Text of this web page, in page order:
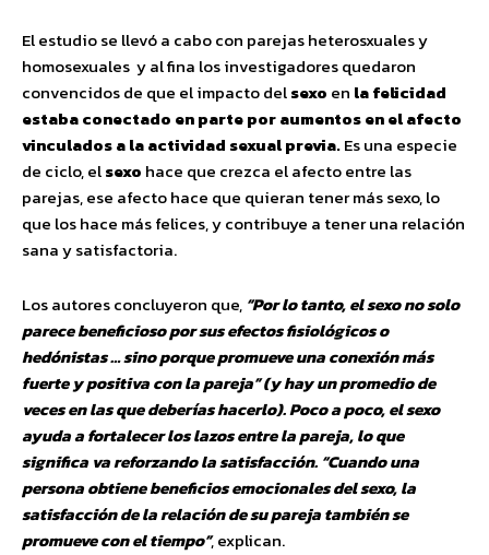
El estudio se llevó a cabo con parejas heterosxuales y
homosexuales y al fina los investigadores quedaron
convencidos de que el impacto delsexo en la felicidad
estaba conectado en parte por aumentos en el afecto
vinculados a la actividad sexual previa.Es una especie
de ciclo, elsexo hace que crezca el afecto entre las
parejas, ese afecto hace que quieran tener más sexo, lo
que los hace más felices, y contribuye a tener una relación
sana y satisfactoria.
Los autores concluyeron que, “Por lo tanto, el sexo no solo
parece beneficioso por sus efectos fisiológicos o
hedónistas … sino porque promueve una conexión más
fuerte y positiva con la pareja” (y hay un promedio de
veces en las que deberías hacerlo). Poco a poco, el sexo
ayuda a fortalecer los lazos entre la pareja, lo que
significa va reforzando la satisfacción. “Cuando una
persona obtiene beneficios emocionales del sexo, la
satisfacción de la relación de su pareja también se
promueve con el tiempo”, explican.